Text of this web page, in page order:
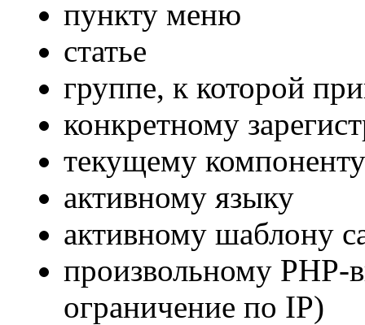
пункту меню
статье
группе, к которой
конкретному
текущему компоненту
активному языку
активному шаблону
произвольному
ограничение по IP)